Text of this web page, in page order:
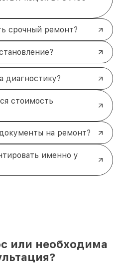
срочный ремонт?
диагностику?
стоимость
на ремонт?
именно у
или необходима